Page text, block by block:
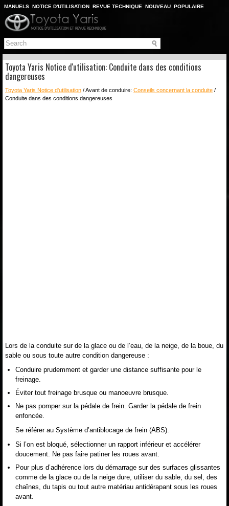
MANUELS NOTICE D'UTILISATION REVUE TECHNIQUE NOUVEAU POPULAIRE
PLAN DU SITE
CHERCHER
Toyota Yaris Notice d'utilisation: Conduite dans des conditions
dangereuses
Toyota Yaris Notice d'utilisation / Avant de conduire: Conseils concernant la conduite /
Conduite dans des conditions dangereuses
Lors de la conduite sur de la glace ou de l’eau, de la neige, de la boue, du
sable ou sous toute autre condition dangereuse :
Conduire prudemment et garder une distance suffisante pour le
freinage.
Éviter tout freinage brusque ou manoeuvre brusque.
Ne pas pomper sur la pédale de frein. Garder la pédale de frein
enfoncée.
Se référer au Système d’antiblocage de frein (ABS).
Si l’on est bloqué, sélectionner un rapport inférieur et accélérer
doucement. Ne pas faire patiner les roues avant.
Pour plus d’adhérence lors du démarrage sur des surfaces glissantes
comme de la glace ou de la neige dure, utiliser du sable, du sel, des
chaînes, du tapis ou tout autre matériau antidérapant sous les roues
avant.